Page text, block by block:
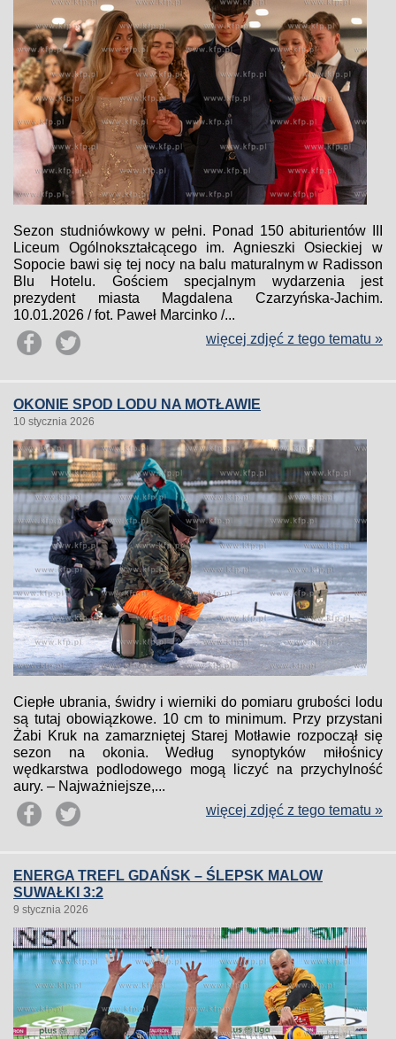
Sezon studniówkowy w pełni. Ponad 150 abiturientów III
Liceum Ogólnokształcącego im. Agnieszki Osieckiej w
Sopocie bawi się tej nocy na balu maturalnym w Radisson
Blu Hotelu. Gościem specjalnym wydarzenia jest
prezydent miasta Magdalena Czarzyńska-Jachim.
10.01.2026 / fot. Paweł Marcinko /...
więcej zdjęć z tego tematu »
OKONIE SPOD LODU NA MOTŁAWIE
10 stycznia 2026
Ciepłe ubrania, świdry i wierniki do pomiaru grubości lodu
są tutaj obowiązkowe. 10 cm to minimum. Przy przystani
Żabi Kruk na zamarzniętej Starej Motławie rozpoczął się
sezon na okonia. Według synoptyków miłośnicy
wędkarstwa podlodowego mogą liczyć na przychylność
aury. – Najważniejsze,...
więcej zdjęć z tego tematu »
ENERGA TREFL GDAŃSK – ŚLEPSK MALOW
SUWAŁKI 3:2
9 stycznia 2026